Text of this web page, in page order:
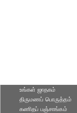
உங்கள் ஜாதகம்
திருமணப் பொருத்தம்
கணிதப் பஞ்சாங்கம்